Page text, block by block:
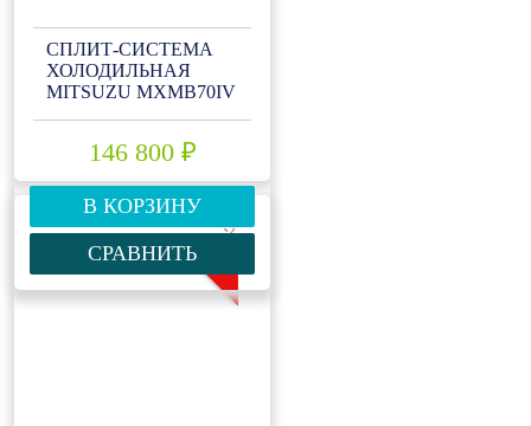
СПЛИТ-СИСТЕМА
ХОЛОДИЛЬНАЯ
MITSUZU MXMB70IV
146 800 ₽
В КОРЗИНУ
СРАВНИТЬ
-10%